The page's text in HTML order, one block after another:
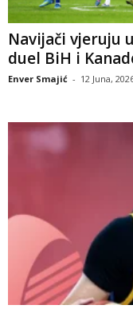
Navijači vjeruju
duel BiH i
Enver Smajić - 12 Juna,